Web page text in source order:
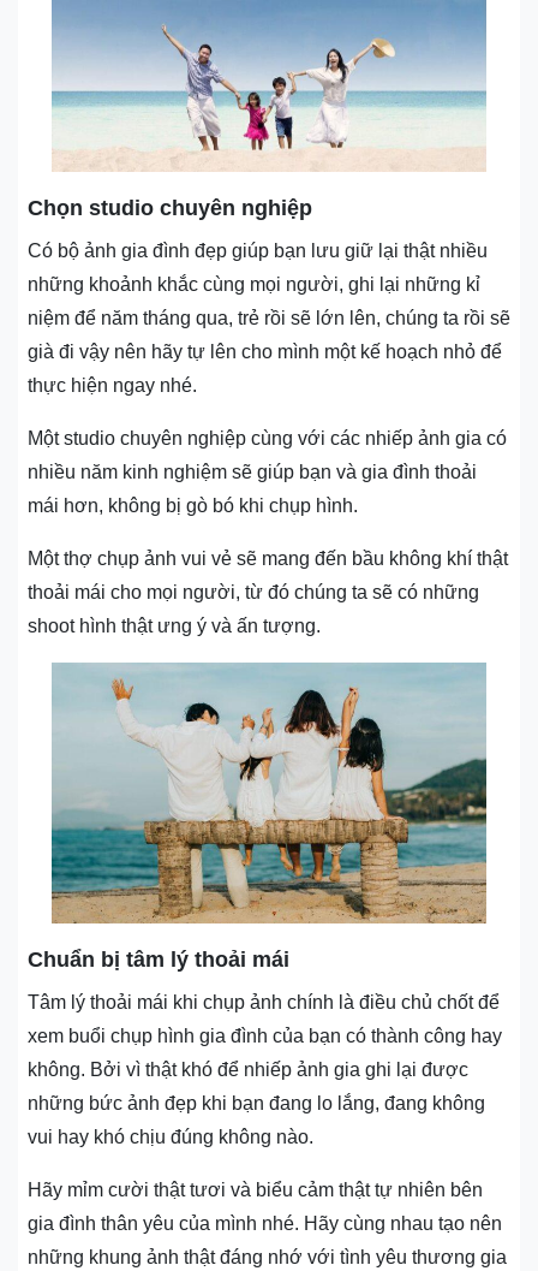
Chọn studio chuyên nghiệp
Có bộ ảnh gia đình đẹp giúp bạn lưu giữ lại thật nhiều
những khoảnh khắc cùng mọi người, ghi lại những kỉ
niệm để năm tháng qua, trẻ rồi sẽ lớn lên, chúng ta rồi sẽ
già đi vậy nên hãy tự lên cho mình một kế hoạch nhỏ để
thực hiện ngay nhé.
Một studio chuyên nghiệp cùng với các nhiếp ảnh gia có
nhiều năm kinh nghiệm sẽ giúp bạn và gia đình thoải
mái hơn, không bị gò bó khi chụp hình.
Một thợ chụp ảnh vui vẻ sẽ mang đến bầu không khí thật
thoải mái cho mọi người, từ đó chúng ta sẽ có những
shoot hình thật ưng ý và ấn tượng.
Chuẩn bị tâm lý thoải mái
Tâm lý thoải mái khi chụp ảnh chính là điều chủ chốt để
xem buổi chụp hình gia đình của bạn có thành công hay
không. Bởi vì thật khó để nhiếp ảnh gia ghi lại được
những bức ảnh đẹp khi bạn đang lo lắng, đang không
vui hay khó chịu đúng không nào.
Hãy mỉm cười thật tươi và biểu cảm thật tự nhiên bên
gia đình thân yêu của mình nhé. Hãy cùng nhau tạo nên
những khung ảnh thật đáng nhớ với tình yêu thương gia